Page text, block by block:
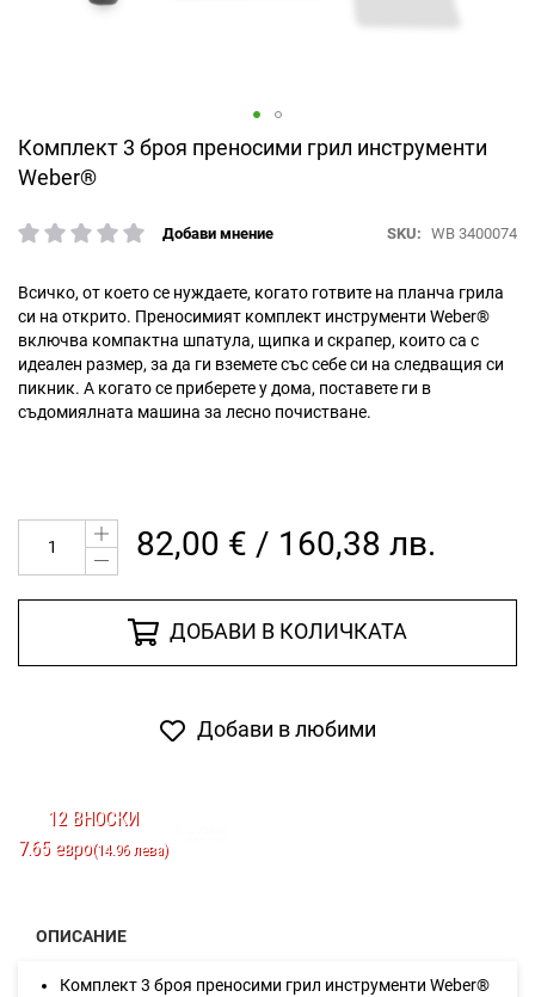
Комплект 3 броя преносими грил инструменти
Weber®
рейтинг:
Добави мнение SKU WB 3400074
Всичко, от което се нуждаете, когато готвите на планча грила
си на открито. Преносимият комплект инструменти Weber®
включва компактна шпатула, щипка и скрапер, които са с
идеален размер, за да ги вземете със себе си на следващия си
пикник. А когато се приберете у дома, поставете ги в
съдомиялната машина за лесно почистване.
82,00 € / 160,38 лв.
ДОБАВИ В КОЛИЧКАТА
Добави в любими
12 ВНОСКИ
7.65 евро(14.96 лева)
Преминете
към
началото
галерия
снимки
ОПИСАНИЕ
Комплект 3 броя преносими грил инструменти Weber®